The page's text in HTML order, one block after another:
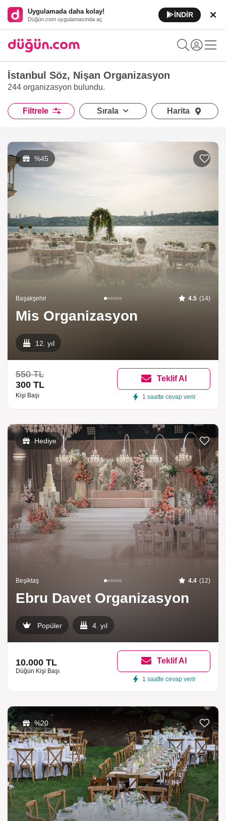
Uygulamada daha kolay!
Düğün.com uygulamasında aç
İNDİR
İstanbul Söz, Nişan Organizasyon
244 organizasyon bulundu.
Filtrele Sırala Harita
%45
Başakşehir 4.5 (14)
Mis Organizasyon
12. yıl
550 TL
300 TL
Kişi Başı
Teklif Al
1 saatte cevap verir
Hediye
Beşiktaş 4.4 (12)
Ebru Davet Organizasyon
Popüler 4. yıl
10.000 TL
Düğün Kişi Başı
Teklif Al
1 saatte cevap verir
%20 Listeme